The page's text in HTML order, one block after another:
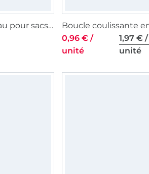
Boucle anneau pour sacs, 32mm, couleur or
0,96 € /
unité
1,97 € /
unité